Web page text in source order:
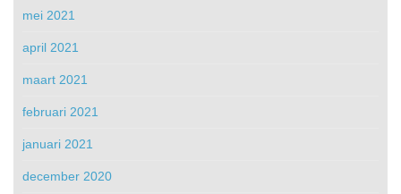
mei 2021
april 2021
maart 2021
februari 2021
januari 2021
december 2020